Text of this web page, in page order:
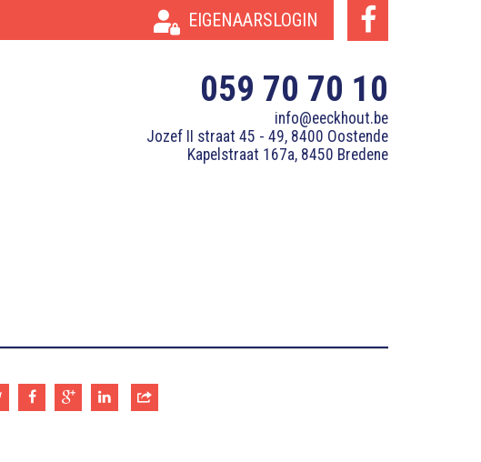
EIGENAARSLOGIN
059 70 70 10
info@eeckhout.be
Jozef II straat 45 - 49, 8400 Oostende
Kapelstraat 167a, 8450 Bredene